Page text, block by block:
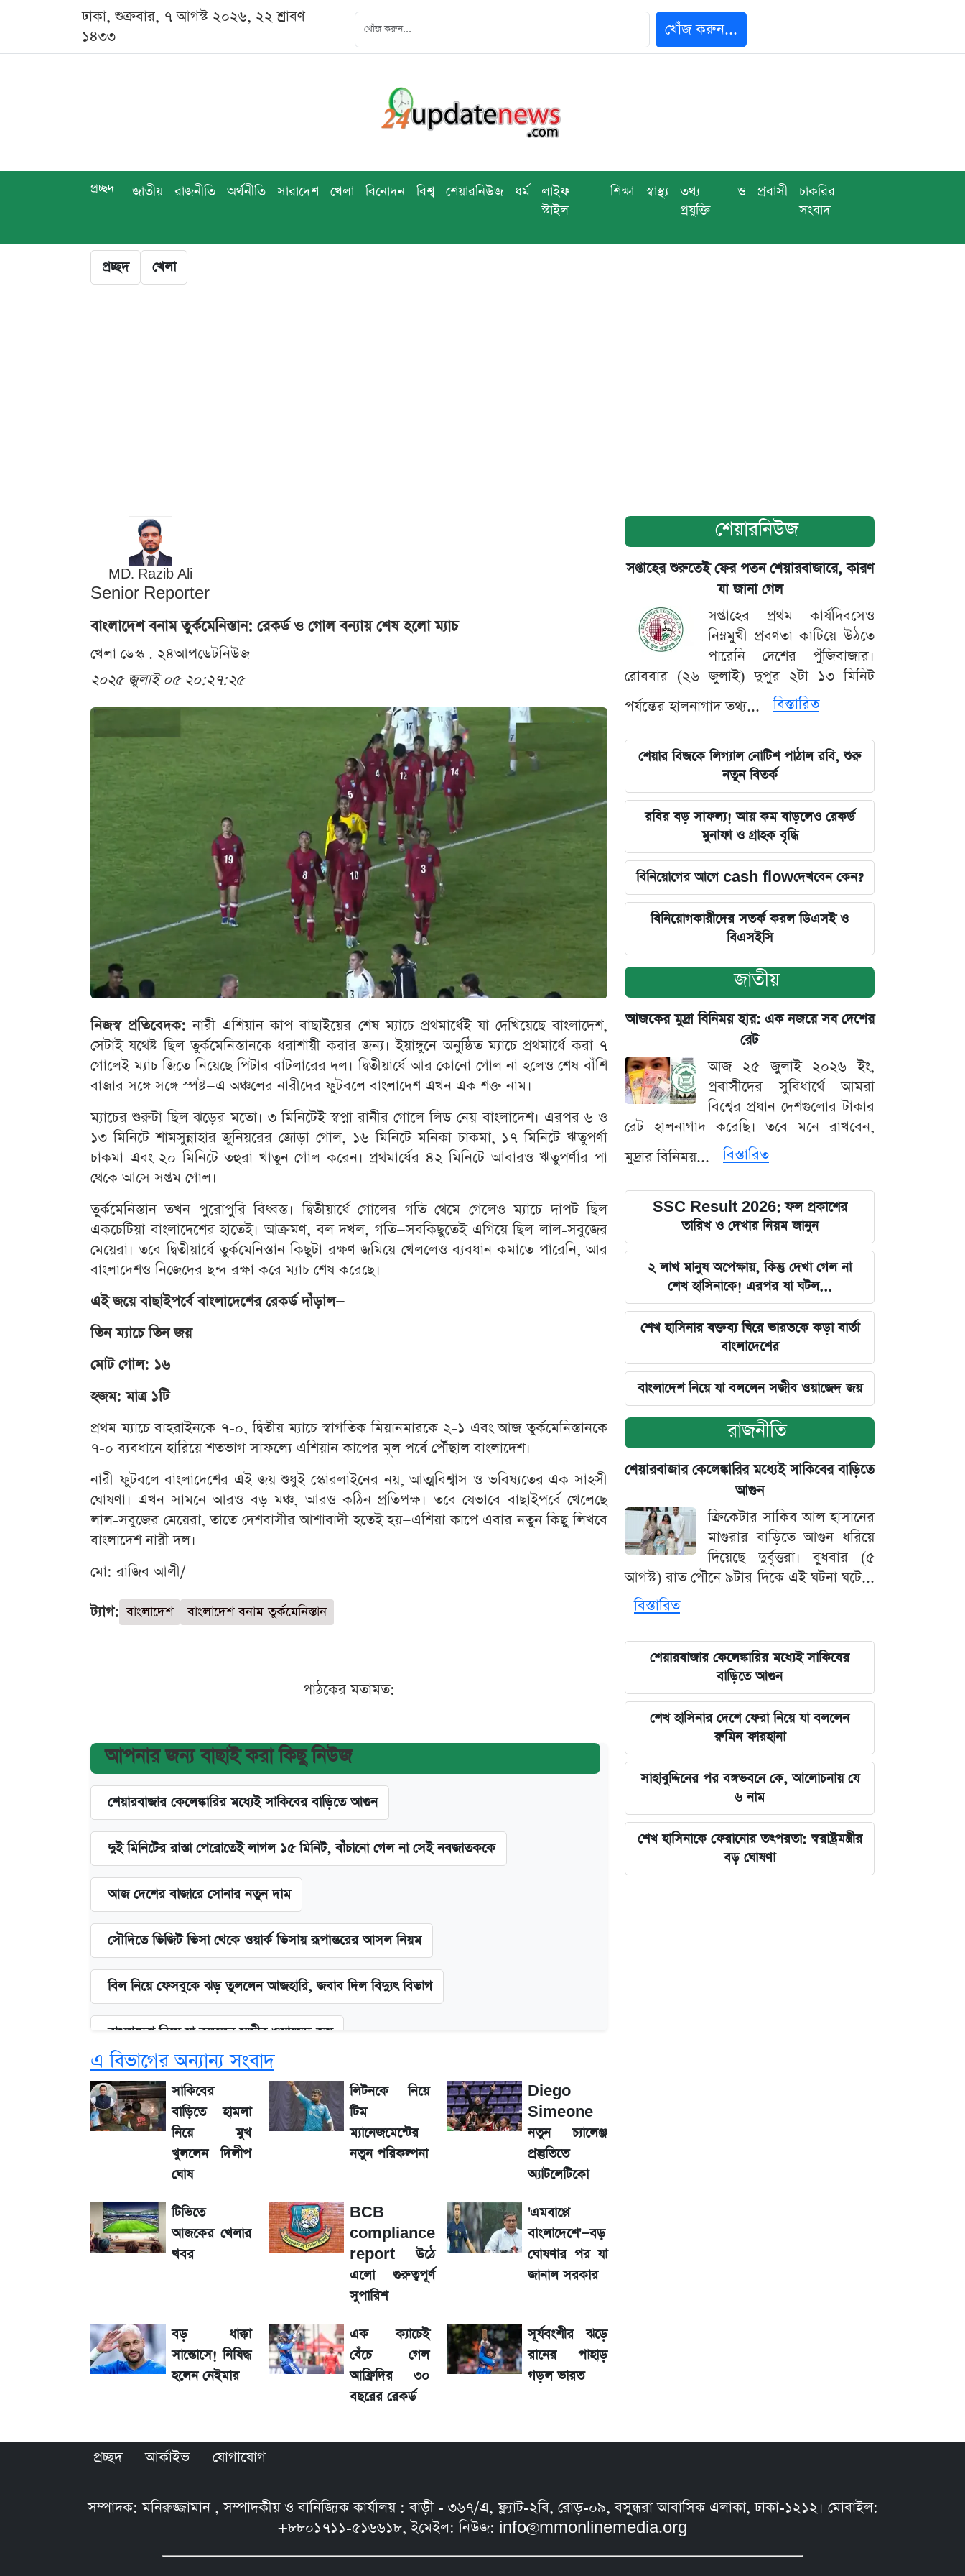
ঢাকা, শুক্রবার, ৭ আগস্ট ২০২৬, ২২ শ্রাবণ
১৪৩৩
খোঁজ করুন...
প্রচ্ছদ জাতীয় রাজনীতি অর্থনীতি সারাদেশ খেলা বিনোদন বিশ্ব শেয়ারনিউজ ধর্ম
লাইফ
স্টাইল
শিক্ষা স্বাস্থ্য
তথ্য ও
প্রযুক্তি
প্রবাসী
চাকরির
সংবাদ
প্রচ্ছদ খেলা
MD. Razib Ali
Senior Reporter
বাংলাদেশ বনাম তুর্কমেনিস্তান: রেকর্ড ও গোল বন্যায় শেষ হলো ম্যাচ
খেলা ডেস্ক . ২৪আপডেটনিউজ
২০২৫ জুলাই ০৫ ২০:২৭:২৫
নিজস্ব প্রতিবেদক: নারী এশিয়ান কাপ বাছাইয়ের শেষ ম্যাচে প্রথমার্ধেই যা দেখিয়েছে বাংলাদেশ,
সেটাই যথেষ্ট ছিল তুর্কমেনিস্তানকে ধরাশায়ী করার জন্য। ইয়াঙ্গুনে অনুষ্ঠিত ম্যাচে প্রথমার্ধে করা ৭
গোলেই ম্যাচ জিতে নিয়েছে পিটার বাটলারের দল। দ্বিতীয়ার্ধে আর কোনো গোল না হলেও শেষ বাঁশি
বাজার সঙ্গে সঙ্গে স্পষ্ট—এ অঞ্চলের নারীদের ফুটবলে বাংলাদেশ এখন এক শক্ত নাম।
ম্যাচের শুরুটা ছিল ঝড়ের মতো। ৩ মিনিটেই স্বপ্না রানীর গোলে লিড নেয় বাংলাদেশ। এরপর ৬ ও
১৩ মিনিটে শামসুন্নাহার জুনিয়রের জোড়া গোল, ১৬ মিনিটে মনিকা চাকমা, ১৭ মিনিটে ঋতুপর্ণা
চাকমা এবং ২০ মিনিটে তহুরা খাতুন গোল করেন। প্রথমার্ধের ৪২ মিনিটে আবারও ঋতুপর্ণার পা
থেকে আসে সপ্তম গোল।
তুর্কমেনিস্তান তখন পুরোপুরি বিধ্বস্ত। দ্বিতীয়ার্ধে গোলের গতি থেমে গেলেও ম্যাচে দাপট ছিল
একচেটিয়া বাংলাদেশের হাতেই। আক্রমণ, বল দখল, গতি—সবকিছুতেই এগিয়ে ছিল লাল-সবুজের
মেয়েরা। তবে দ্বিতীয়ার্ধে তুর্কমেনিস্তান কিছুটা রক্ষণ জমিয়ে খেললেও ব্যবধান কমাতে পারেনি, আর
বাংলাদেশও নিজেদের ছন্দ রক্ষা করে ম্যাচ শেষ করেছে।
এই জয়ে বাছাইপর্বে বাংলাদেশের রেকর্ড দাঁড়াল—
তিন ম্যাচে তিন জয়
মোট গোল: ১৬
হজম: মাত্র ১টি
প্রথম ম্যাচে বাহরাইনকে ৭-০, দ্বিতীয় ম্যাচে স্বাগতিক মিয়ানমারকে ২-১ এবং আজ তুর্কমেনিস্তানকে
৭-০ ব্যবধানে হারিয়ে শতভাগ সাফল্যে এশিয়ান কাপের মূল পর্বে পৌঁছাল বাংলাদেশ।
নারী ফুটবলে বাংলাদেশের এই জয় শুধুই স্কোরলাইনের নয়, আত্মবিশ্বাস ও ভবিষ্যতের এক সাহসী
ঘোষণা। এখন সামনে আরও বড় মঞ্চ, আরও কঠিন প্রতিপক্ষ। তবে যেভাবে বাছাইপর্বে খেলেছে
লাল-সবুজের মেয়েরা, তাতে দেশবাসীর আশাবাদী হতেই হয়—এশিয়া কাপে এবার নতুন কিছু লিখবে
বাংলাদেশ নারী দল।
মো: রাজিব আলী/
ট্যাগ: বাংলাদেশ বাংলাদেশ বনাম তুর্কমেনিস্তান
পাঠকের মতামত:
আপনার জন্য বাছাই করা কিছু নিউজ
শেয়ারবাজার কেলেঙ্কারির মধ্যেই সাকিবের বাড়িতে আগুন
দুই মিনিটের রাস্তা পেরোতেই লাগল ১৫ মিনিট, বাঁচানো গেল না সেই নবজাতককে
আজ দেশের বাজারে সোনার নতুন দাম
সৌদিতে ভিজিট ভিসা থেকে ওয়ার্ক ভিসায় রূপান্তরের আসল নিয়ম
বিল নিয়ে ফেসবুকে ঝড় তুললেন আজহারি, জবাব দিল বিদ্যুৎ বিভাগ
বাংলাদেশ নিয়ে যা বললেন সজীব ওয়াজেদ জয়
২ লাখ মানুষ অপেক্ষায়, কিন্তু দেখা গেল না শেখ হাসিনাকে! এরপর যা ঘটল...
আগামী ৪ দিনের আবহাওয়া নিয়ে বড় সতর্কবার্তা
লিটনকে নিয়ে টিম ম্যানেজমেন্টের নতুন পরিকল্পনা
আগামীকালই স্পষ্ট হবে এসএসসি ফল প্রকাশের তারিখ
সাকিবের বাড়িতে হামলা নিয়ে মুখ খুললেন দিলীপ ঘোষ
শেখ হাসিনার দেশে ফেরা নিয়ে যা বললেন রুমিন ফারহানা
লাফিয়ে বাড়ল স্বর্ণের দাম, এক মাসের মধ্যে সর্বোচ্চ রেকর্ড
শেখ হাসিনার বক্তব্য ঘিরে ভারতকে কড়া বার্তা বাংলাদেশের
এ বিভাগের অন্যান্য সংবাদ
সাকিবের
বাড়িতে হামলা
নিয়ে মুখ
খুললেন দিলীপ
ঘোষ
লিটনকে নিয়ে
টিম
ম্যানেজমেন্টের
নতুন পরিকল্পনা
Diego
Simeone
নতুন চ্যালেঞ্জ
প্রস্তুতিতে
অ্যাটলেটিকো
টিভিতে
আজকের খেলার
খবর
BCB
compliance
report উঠে
এলো গুরুত্বপূর্ণ
সুপারিশ
'এমবাপ্পে
বাংলাদেশে'—বড়
ঘোষণার পর যা
জানাল সরকার
বড় ধাক্কা
সান্তোসে! নিষিদ্ধ
হলেন নেইমার
এক ক্যাচেই
বেঁচে গেল
আফ্রিদির ৩০
বছরের রেকর্ড
সূর্যবংশীর ঝড়ে
রানের পাহাড়
গড়ল ভারত
শেয়ারনিউজ
সপ্তাহের শুরুতেই ফের পতন শেয়ারবাজারে, কারণ
যা জানা গেল
সপ্তাহের প্রথম কার্যদিবসেও
নিম্নমুখী প্রবণতা কাটিয়ে উঠতে
পারেনি দেশের পুঁজিবাজার।
রোববার (২৬ জুলাই) দুপুর ২টা ১৩ মিনিট
পর্যন্তের হালনাগাদ তথ্য...
বিস্তারিত
শেয়ার বিজকে লিগ্যাল নোটিশ পাঠাল রবি, শুরু
নতুন বিতর্ক
রবির বড় সাফল্য! আয় কম বাড়লেও রেকর্ড
মুনাফা ও গ্রাহক বৃদ্ধি
বিনিয়োগের আগে cash flowদেখবেন কেন?
বিনিয়োগকারীদের সতর্ক করল ডিএসই ও
বিএসইসি
জাতীয়
আজকের মুদ্রা বিনিময় হার: এক নজরে সব দেশের
রেট
আজ ২৫ জুলাই ২০২৬ ইং,
প্রবাসীদের সুবিধার্থে আমরা
বিশ্বের প্রধান দেশগুলোর টাকার
রেট হালনাগাদ করেছি। তবে মনে রাখবেন,
মুদ্রার বিনিময়...
বিস্তারিত
SSC Result 2026: ফল প্রকাশের
তারিখ ও দেখার নিয়ম জানুন
২ লাখ মানুষ অপেক্ষায়, কিন্তু দেখা গেল না
শেখ হাসিনাকে! এরপর যা ঘটল...
শেখ হাসিনার বক্তব্য ঘিরে ভারতকে কড়া বার্তা
বাংলাদেশের
বাংলাদেশ নিয়ে যা বললেন সজীব ওয়াজেদ জয়
রাজনীতি
শেয়ারবাজার কেলেঙ্কারির মধ্যেই সাকিবের বাড়িতে
আগুন
ক্রিকেটার সাকিব আল হাসানের
মাগুরার বাড়িতে আগুন ধরিয়ে
দিয়েছে দুর্বৃত্তরা। বুধবার (৫
আগস্ট) রাত পৌনে ৯টার দিকে এই ঘটনা ঘটে...
বিস্তারিত
শেয়ারবাজার কেলেঙ্কারির মধ্যেই সাকিবের
বাড়িতে আগুন
শেখ হাসিনার দেশে ফেরা নিয়ে যা বললেন
রুমিন ফারহানা
সাহাবুদ্দিনের পর বঙ্গভবনে কে, আলোচনায় যে
৬ নাম
শেখ হাসিনাকে ফেরানোর তৎপরতা: স্বরাষ্ট্রমন্ত্রীর
বড় ঘোষণা
প্রচ্ছদ আর্কাইভ যোগাযোগ
সম্পাদক: মনিরুজ্জামান , সম্পাদকীয় ও বানিজ্যিক কার্যালয় : বাড়ী - ৩৬৭/এ, ফ্ল্যাট-২বি, রোড়-০৯, বসুন্ধরা আবাসিক এলাকা, ঢাকা-১২১২। মোবাইল:
+৮৮০১৭১১-৫১৬৬১৮, ইমেইল: নিউজ: info@mmonlinemedia.org